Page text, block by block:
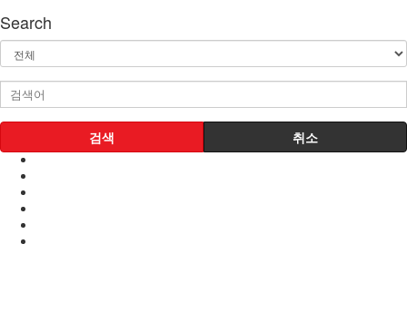
Search
검색 취소